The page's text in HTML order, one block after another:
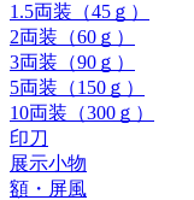
1.5両装（45ｇ）
2両装（60ｇ）
3両装（90ｇ）
5両装（150ｇ）
10両装（300ｇ）
印刀
展示小物
額・屏風